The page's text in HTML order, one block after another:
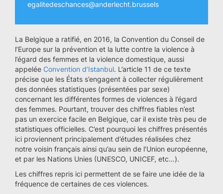
egalitedeschances@anderlecht.brussels
La Belgique a ratifié, en 2016, la Convention du Conseil de
l’Europe sur la prévention et la lutte contre la violence à
l’égard des femmes et la violence domestique, aussi
appelée Convention d’Istanbul. L’article 11 de ce texte
précise que les États s’engagent à collecter régulièrement
des données statistiques (présentées par sexe)
concernant les différentes formes de violences à l’égard
des femmes. Pourtant, trouver des chiffres fiables n’est
pas un exercice facile en Belgique, car il existe très peu de
statistiques officielles. C’est pourquoi les chiffres présentés
ici proviennent principalement d’études réalisées chez
notre voisin français ainsi qu’au sein de l’Union européenne,
et par les Nations Unies (UNESCO, UNICEF, etc…).
Les chiffres repris ici permettent de se faire une idée de la
fréquence de certaines de ces violences.